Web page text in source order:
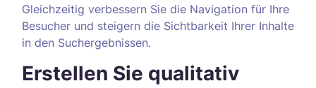
Gleichzeitig verbessern Sie die Navigation für Ihre
Besucher und steigern die Sichtbarkeit Ihrer Inhalte
in den Suchergebnissen.
Erstellen Sie qualitativ